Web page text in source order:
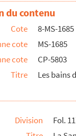
du contenu
Cote
8-MS-1685
cote
MS-1685
cote
CP-5803
Titre
Les bains
Division
Fol.